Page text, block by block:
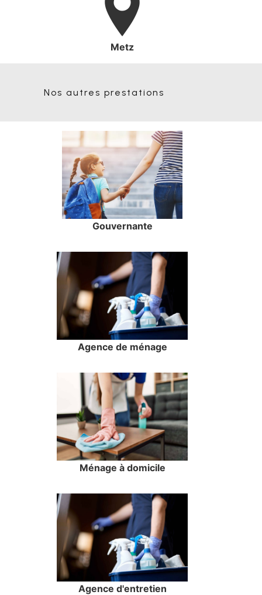
Metz
Nos autres prestations
Gouvernante
Agence de ménage
Ménage à domicile
Agence d'entretien